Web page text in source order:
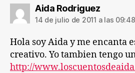
Aida Rodriguezdice:
14 de julio de 2011 a las 09:48
Hola soy Aida y me encanta
creativo. Yo tambien tengo
http://